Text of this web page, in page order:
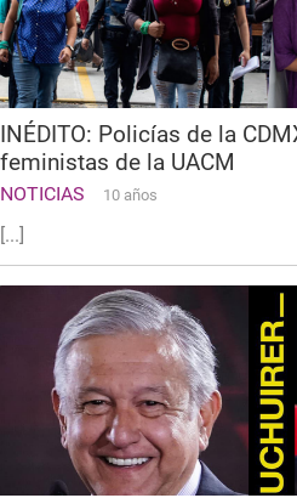
INÉDITO: Policías de la
feministas de la UACM
NOTICIAS 10 años
[...]